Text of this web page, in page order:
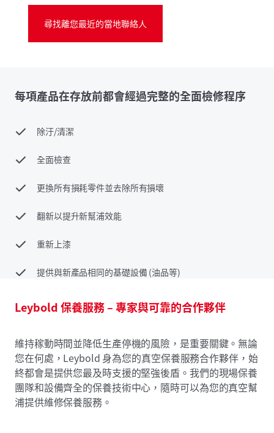
尋找離您最近的當地聯絡人
每項產品在存放前都會經過完整的全面檢修程序
除汙/清潔
全面檢查
更換所有損耗零件並去除所有損壞
翻新以提升新幫浦效能
重新上漆
提供與新產品相同的基礎設備 (油品等)
Leybold 保養服務 – 專家與可靠的合作夥伴
維持稼動時間並降低生產停機的風險，是重要關鍵。無論
您在何處，Leybold 身為您的真空保養服務合作夥伴，始
終都會是提供您最及時支援的堅強後盾。我們的現場保養
團隊和設備齊全的保養技術中心，隨時可以為您的真空幫
浦提供維修保養服務。